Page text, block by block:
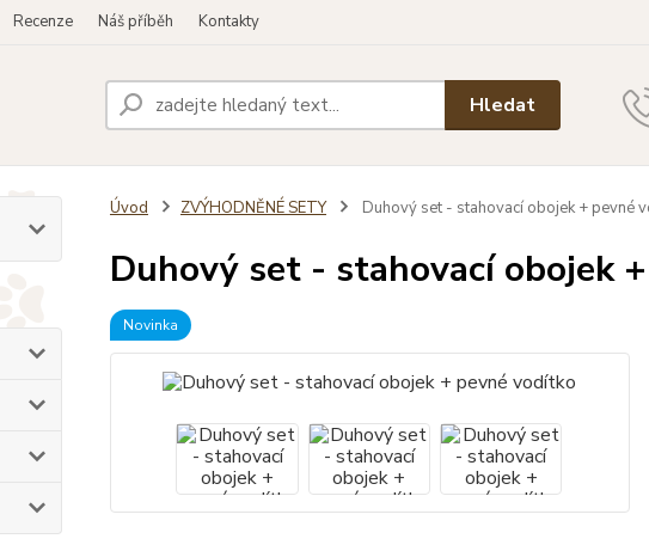
Recenze Náš příběh Kontakty
Hledat
Úvod ZVÝHODNĚNÉ SETY Duhový set - stahovací obojek + pevné
Duhový set - stahovací obojek
Novinka